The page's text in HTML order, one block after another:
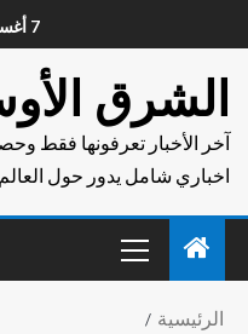
7 أغسطس، 2026
الشرق
آخر الأخبار تعرفونها فقط
اخباري شامل يدور حول العالم
الرئيسية